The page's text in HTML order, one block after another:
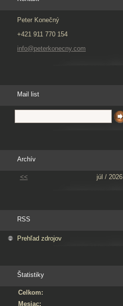
Peter Konečný
+421 911 770 154
info@peterkonecny.com
Mail list
Archív
<< júl / 2026
RSS
Prehľad zdrojov
Štatistiky
Celkom:
Mesiac: